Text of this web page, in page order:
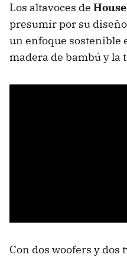
Los altavoces de
presumir por su
un enfoque sostenible
madera de bambú y la
Con dos woofers y dos